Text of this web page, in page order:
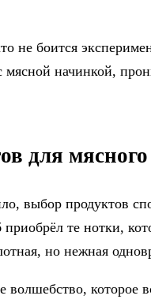
не боится
мясной начинкой,
для
выбор продуктов
те нотки,
но нежная
волшебство,